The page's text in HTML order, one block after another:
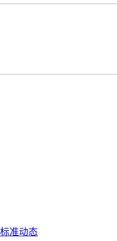
标准动态